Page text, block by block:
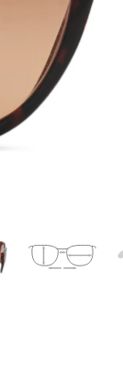
lentilei
Lățimea
lentilei